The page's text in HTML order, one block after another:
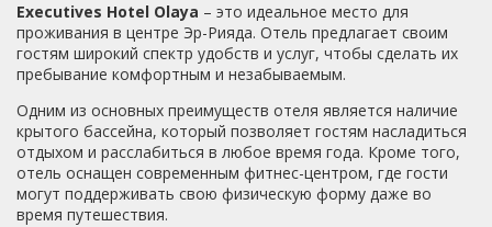
Executives Hotel Olaya – это идеальное место для
проживания в центре Эр-Рияда. Отель предлагает своим
гостям широкий спектр удобств и услуг, чтобы сделать их
пребывание комфортным и незабываемым.
Одним из основных преимуществ отеля является наличие
крытого бассейна, который позволяет гостям насладиться
отдыхом и расслабиться в любое время года. Кроме того,
отель оснащен современным фитнес-центром, где гости
могут поддерживать свою физическую форму даже во
время путешествия.